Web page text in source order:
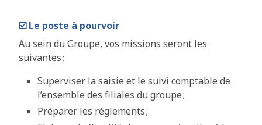
☑️Le poste à pourvoir
Au sein du Groupe, vos missions seront les
suivantes :
Superviser la saisie et le suivi comptable de
l’ensemble des filiales du groupe ;
Préparer les règlements ;